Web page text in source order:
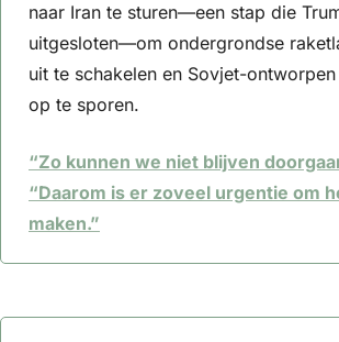
naar Iran te sturen—een stap die
uitgesloten—om ondergrondse
uit te schakelen en Sovjet-
op te sporen.
“Zo kunnen we niet blijven
“Daarom is er zoveel urgentie om
maken.”